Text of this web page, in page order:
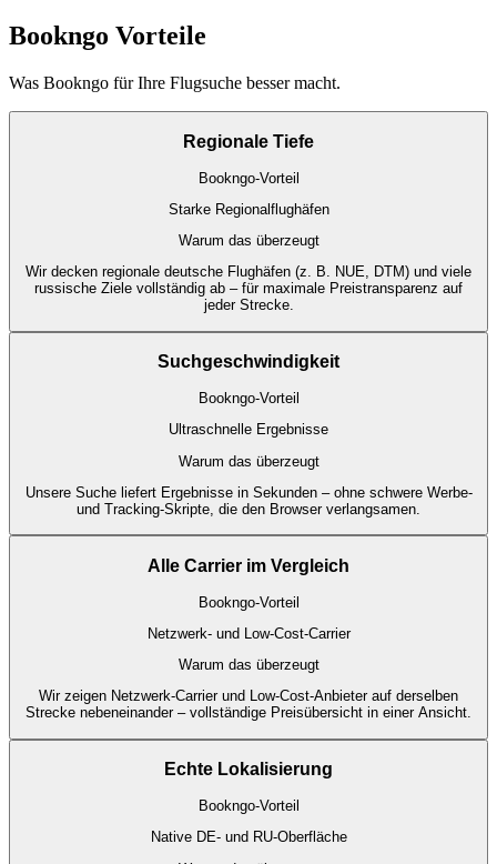
Bookngo Vorteile
Was Bookngo für Ihre Flugsuche besser macht.
Regionale Tiefe
Bookngo-Vorteil
Starke Regionalflughäfen
Warum das überzeugt
Wir decken regionale deutsche Flughäfen (z. B. NUE, DTM) und viele
russische Ziele vollständig ab – für maximale Preistransparenz auf
jeder Strecke.
Suchgeschwindigkeit
Bookngo-Vorteil
Ultraschnelle Ergebnisse
Warum das überzeugt
Unsere Suche liefert Ergebnisse in Sekunden – ohne schwere Werbe-
und Tracking-Skripte, die den Browser verlangsamen.
Alle Carrier im Vergleich
Bookngo-Vorteil
Netzwerk- und Low-Cost-Carrier
Warum das überzeugt
Wir zeigen Netzwerk-Carrier und Low-Cost-Anbieter auf derselben
Strecke nebeneinander – vollständige Preisübersicht in einer Ansicht.
Echte Lokalisierung
Bookngo-Vorteil
Native DE- und RU-Oberfläche